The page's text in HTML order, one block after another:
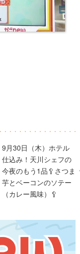
9月30日（木）ホテル
仕込み！天川シェフの
今夜のもう1品🥄さつま
芋とベーコンのソテー
（カレー風味）🥄